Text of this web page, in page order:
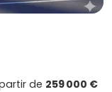
de 259 000 €